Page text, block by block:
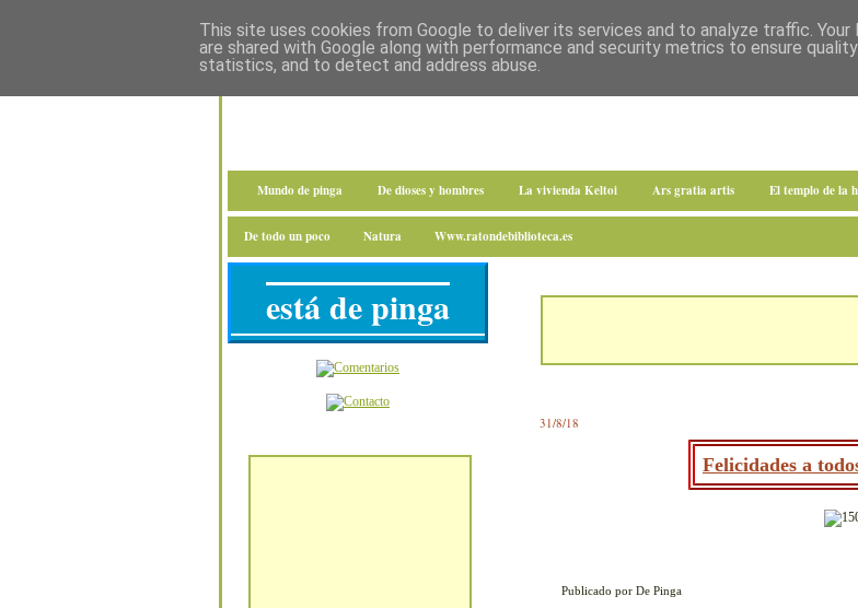
Mundo de pinga De dioses y hombres La vivienda Keltoi Ars gratia artis El templo de la
De todo un poco Natura Www.ratondebiblioteca.es
31/8/18
Felicidades a
Publicado por De Pinga
está de pinga
This site uses cookies from Google to deliver its services and to analyze traffic. Your
are shared with Google along with performance and security metrics to ensure
statistics, and to detect and address abuse.